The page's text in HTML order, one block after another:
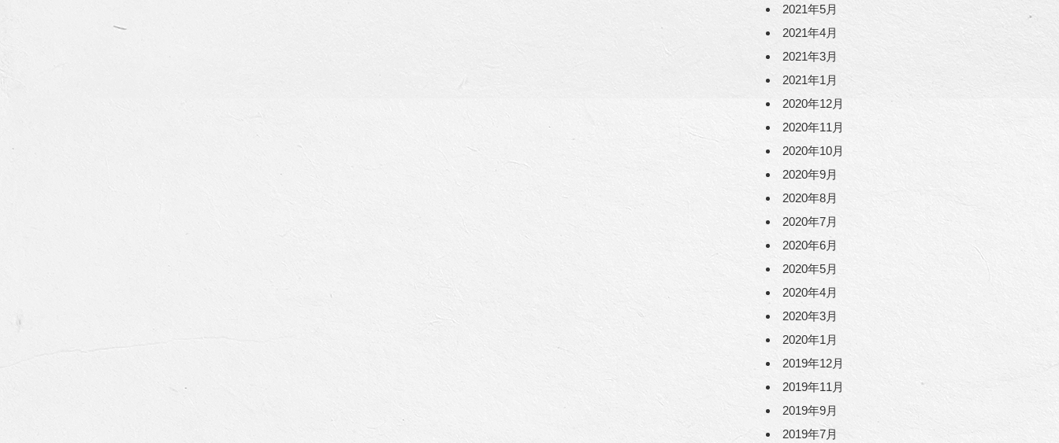
2021年5月
2021年4月
2021年3月
2021年1月
2020年12月
2020年11月
2020年10月
2020年9月
2020年8月
2020年7月
2020年6月
2020年5月
2020年4月
2020年3月
2020年1月
2019年12月
2019年11月
2019年9月
2019年7月